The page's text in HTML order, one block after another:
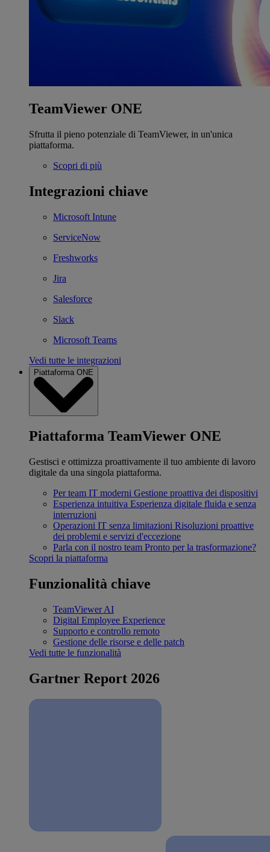
TeamViewer ONE
Sfrutta il pieno potenziale di TeamViewer, in un'unica
piattaforma.
Scopri di più
Integrazioni chiave
Microsoft Intune
ServiceNow
Freshworks
Jira
Salesforce
Slack
Microsoft Teams
Vedi tutte le integrazioni
Piattaforma ONE
Piattaforma TeamViewer ONE
Gestisci e ottimizza proattivamente il tuo ambiente di lavoro
digitale da una singola piattaforma.
Per team IT moderni Gestione proattiva dei dispositivi
Esperienza intuitiva Esperienza digitale fluida e senza
interruzioni
Operazioni IT senza limitazioni Risoluzioni proattive
dei problemi e servizi d'eccezione
Parla con il nostro team Pronto per la trasformazione?
Scopri la piattaforma
Funzionalità chiave
TeamViewer AI
Digital Employee Experience
Supporto e controllo remoto
Gestione delle risorse e delle patch
Vedi tutte le funzionalità
Gartner Report 2026